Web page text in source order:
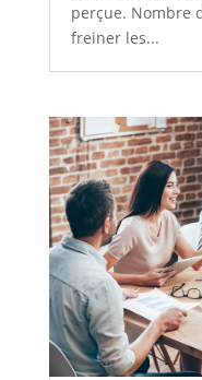
perçue. Nombre
freiner les...